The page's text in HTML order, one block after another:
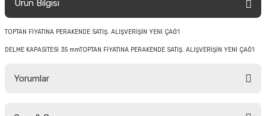
Ürün Bilgisi
TOPTAN FİYATINA PERAKENDE SATIŞ. ALIŞVERİŞİN YENİ ÇAĞ'I
DELME KAPASİTESİ 35 mmTOPTAN FİYATINA PERAKENDE SATIŞ. ALIŞVERİŞİN YENİ ÇAĞ'I
Yorumlar